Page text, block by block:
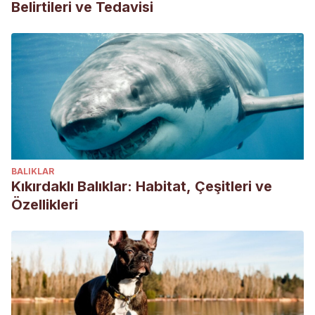
Belirtileri ve Tedavisi
BALIKLAR
Kıkırdaklı Balıklar: Habitat, Çeşitleri ve
Özellikleri